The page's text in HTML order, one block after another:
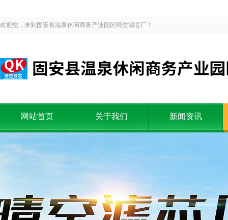
欢迎您，来到固安县温泉休闲商务产业园区晴空滤芯厂！
网站首页 关于我们 新闻资讯